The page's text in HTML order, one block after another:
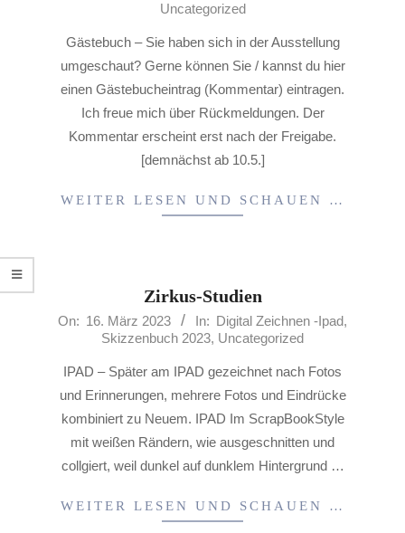
04
Uncategorized
Gästebuch – Sie haben sich in der Ausstellung
umgeschaut? Gerne können Sie / kannst du hier
einen Gästebucheintrag (Kommentar) eintragen.
Ich freue mich über Rückmeldungen. Der
Kommentar erscheint erst nach der Freigabe.
[demnächst ab 10.5.]
WEITER LESEN UND SCHAUEN …
Zirkus-Studien
2023-
16
On: 16. März 2023 In: Digital Zeichnen -Ipad,
Skizzenbuch 2023, Uncategorized
IPAD – Später am IPAD gezeichnet nach Fotos
und Erinnerungen, mehrere Fotos und Eindrücke
kombiniert zu Neuem. IPAD Im ScrapBookStyle
mit weißen Rändern, wie ausgeschnitten und
collgiert, weil dunkel auf dunklem Hintergrund …
WEITER LESEN UND SCHAUEN …